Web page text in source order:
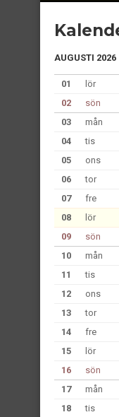
AUGUSTI 2026
01
lör
02
sön
03
mån
04
tis
05
ons
06
tor
07
fre
08
lör
09
sön
10
mån
11
tis
12
ons
13
tor
14
fre
15
lör
16
sön
17
mån
18
tis